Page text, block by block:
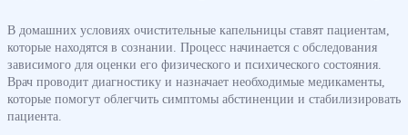
В домашних условиях очистительные капельницы ставят пациентам,
которые находятся в сознании. Процесс начинается с обследования
зависимого для оценки его физического и психического состояния.
Врач проводит диагностику и назначает необходимые медикаменты,
которые помогут облегчить симптомы абстиненции и стабилизировать
пациента.